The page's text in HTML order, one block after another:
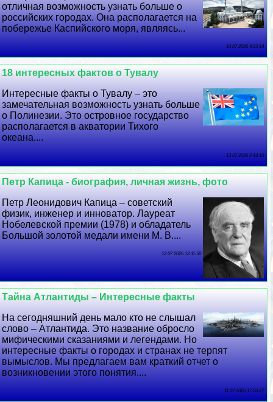
отличная возможность узнать больше о
российских городах. Она располагается на
побережье Каспийского моря, являясь...
14 07 2026 9:23:14
18 интересных фактов о Тувалу
Интересные факты о Тувалу – это
замечательная возможность узнать больше
о Полинезии. Это островное государство
располагается в акватории Тихого
океана....
13 07 2026 2:14:10
Петр Капица - биография, личная жизнь, фото
Петр Леонидович Капица – советский
физик, инженер и инноватор. Лауреат
Нобелевской премии (1978) и обладатель
Большой золотой медали имени М. В....
12 07 2026 12:11:50
Тайна Атлантиды – Интересные факты
На сегодняшний день мало кто не слышал
слово – Атлантида. Это название обросло
мифическими сказаниями и легендами. Но
интересные факты о городах и странах не терпят
вымыслов. Мы предлагаем вам краткий отчет о
возникновении этого понятия....
11 07 2026 17:23:27